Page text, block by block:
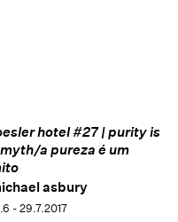
hotel #27 | purity is
a pureza é um
asbury
- 29.7.2017